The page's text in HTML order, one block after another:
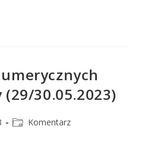
30.05.2023)
Komentarz